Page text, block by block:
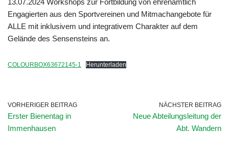
13.07.2024 Workshops zur Fortbildung von ehrenamtlich
Engagierten aus den Sportvereinen und Mitmachangebote für
ALLE mit inklusivem und integrativem Charakter auf dem
Gelände des Sensensteins an.
COLOURBOX63672145-1 Herunterladen
VORHERIGER BEITRAG
Erster Bienentag in
Immenhausen
NÄCHSTER BEITRAG
Neue Abteilungsleitung der
Abt. Wandern